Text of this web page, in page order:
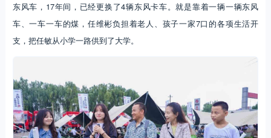
东风车，17年间，已经更换了4辆东风卡车。就是靠着一辆一辆东风
车、一车一车的煤，任维彬负担着老人、孩子一家7口的各项生活开
支，把任敏从小学一路供到了大学。